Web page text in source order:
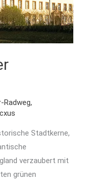
Radweg,
Stadtkerne,
verzaubert mit
grünen